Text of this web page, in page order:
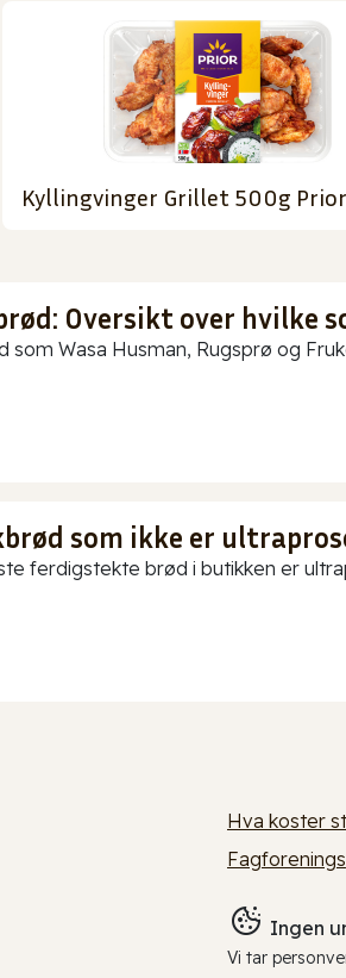
Kyllingvinger Grillet 500g Prior
Oversikt over hvilke
som Wasa Husman, Rugsprø og
som ikke er
ferdigstekte brød i butikken er
Hva koster
Ingen
Vi tar